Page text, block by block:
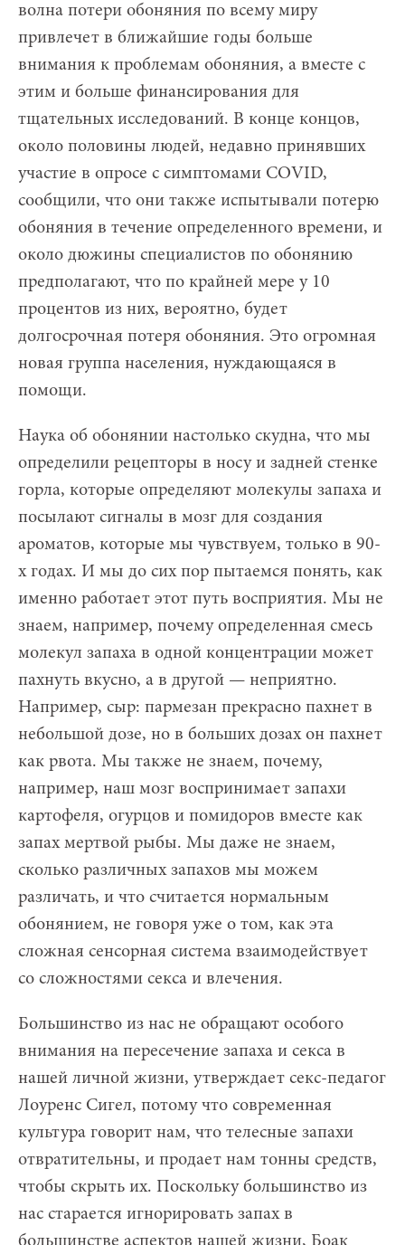
волна потери обоняния по всему миру
привлечет в ближайшие годы больше
внимания к проблемам обоняния, а вместе с
этим и больше финансирования для
тщательных исследований. В конце концов,
около половины людей, недавно принявших
участие в опросе с симптомами COVID,
сообщили, что они также испытывали потерю
обоняния в течение определенного времени, и
около дюжины специалистов по обонянию
предполагают, что по крайней мере у 10
процентов из них, вероятно, будет
долгосрочная потеря обоняния. Это огромная
новая группа населения, нуждающаяся в
помощи.
Наука об обонянии настолько скудна, что мы
определили рецепторы в носу и задней стенке
горла, которые определяют молекулы запаха и
посылают сигналы в мозг для создания
ароматов, которые мы чувствуем, только в 90-
х годах. И мы до сих пор пытаемся понять, как
именно работает этот путь восприятия. Мы не
знаем, например, почему определенная смесь
молекул запаха в одной концентрации может
пахнуть вкусно, а в другой — неприятно.
Например, сыр: пармезан прекрасно пахнет в
небольшой дозе, но в больших дозах он пахнет
как рвота. Мы также не знаем, почему,
например, наш мозг воспринимает запахи
картофеля, огурцов и помидоров вместе как
запах мертвой рыбы. Мы даже не знаем,
сколько различных запахов мы можем
различать, и что считается нормальным
обонянием, не говоря уже о том, как эта
сложная сенсорная система взаимодействует
со сложностями секса и влечения.
Большинство из нас не обращают особого
внимания на пересечение запаха и секса в
нашей личной жизни, утверждает секс-педагог
Лоуренс Сигел, потому что современная
культура говорит нам, что телесные запахи
отвратительны, и продает нам тонны средств,
чтобы скрыть их. Поскольку большинство из
нас старается игнорировать запах в
большинстве аспектов нашей жизни, Боак